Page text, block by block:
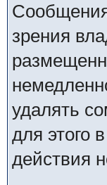
зрения
удалять
для этого
действия